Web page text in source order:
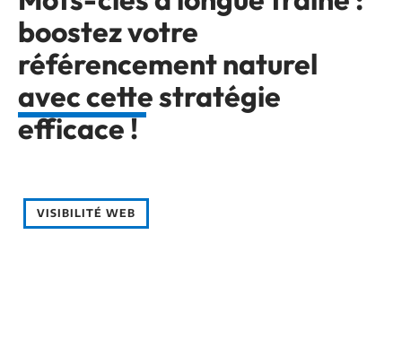
boostez votre
référencement naturel
avec cette stratégie
efficace !
VISIBILITÉ WEB